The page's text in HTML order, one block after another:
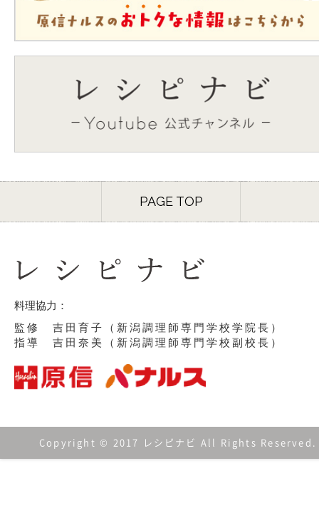
PAGE TOP
料理協力：
監修 吉田育子（新潟調理師専門学校学院長）
指導 吉田奈美（新潟調理師専門学校副校長）
Copyright © 2017 レシピナビ All Rights Reserved.